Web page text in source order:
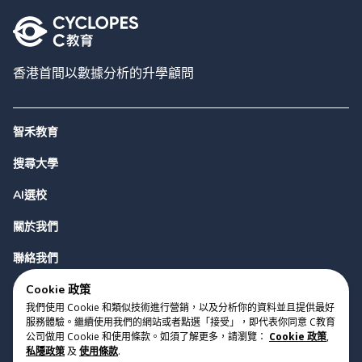
香港首間以數據分析的升學顧問
智禾教育
搜尋大學
AI選校
關於我們
聯絡我們
Cookie 政策
我們使用 Cookie 和類似技術進行營銷，以及分析你的資料並且提供最好
服務體驗。繼續使用我們的網站或者點選「接受」，即代表你同意 C教育
公司做用 Cookie 和使用條款。如須了解更多，請瀏覽： Cookie 政策,
私隱政策及 使用條款.